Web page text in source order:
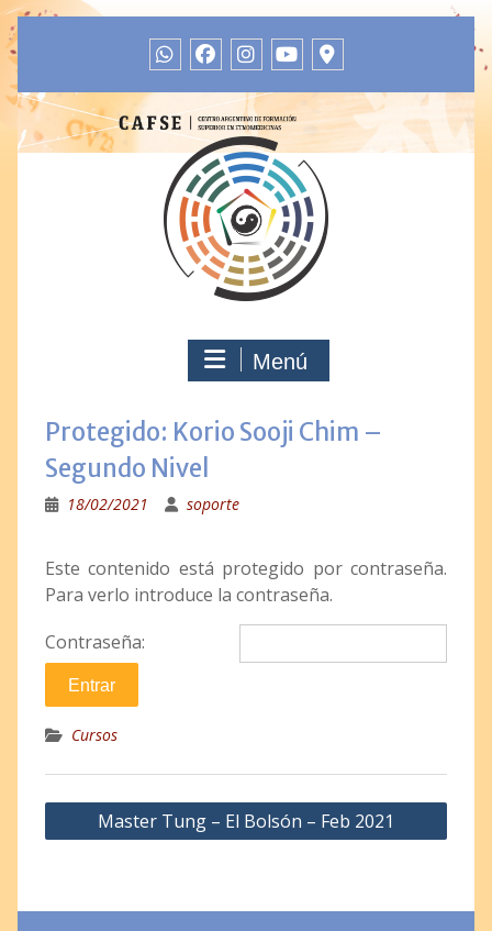
Menú
Protegido: Korio Sooji Chim –
Segundo Nivel
18/02/2021 soporte
Este contenido está protegido por contraseña.
Para verlo introduce la contraseña.
Contraseña:
Cursos
Master Tung – El Bolsón – Feb 2021